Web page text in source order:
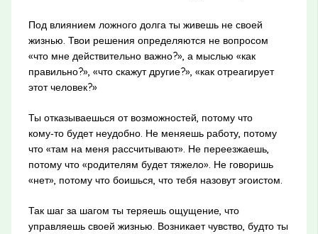
Под влиянием ложного долга ты живешь не своей
жизнью. Твои решения определяются не вопросом
«что мне действительно важно?», а мыслью «как
правильно?», «что скажут другие?», «как отреагирует
этот человек?»
Ты отказываешься от возможностей, потому что
кому‑то будет неудобно. Не меняешь работу, потому
что «там на меня рассчитывают». Не переезжаешь,
потому что «родителям будет тяжело». Не говоришь
«нет», потому что боишься, что тебя назовут эгоистом.
Так шаг за шагом ты теряешь ощущение, что
управляешь своей жизнью. Возникает чувство, будто ты